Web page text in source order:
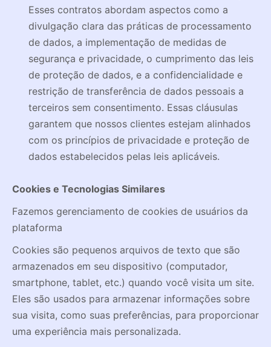
Esses contratos abordam aspectos como a
divulgação clara das práticas de processamento
de dados, a implementação de medidas de
segurança e privacidade, o cumprimento das leis
de proteção de dados, e a confidencialidade e
restrição de transferência de dados pessoais a
terceiros sem consentimento. Essas cláusulas
garantem que nossos clientes estejam alinhados
com os princípios de privacidade e proteção de
dados estabelecidos pelas leis aplicáveis.
Cookies e Tecnologias Similares
Fazemos gerenciamento de cookies de usuários da
plataforma
Cookies são pequenos arquivos de texto que são
armazenados em seu dispositivo (computador,
smartphone, tablet, etc.) quando você visita um site.
Eles são usados para armazenar informações sobre
sua visita, como suas preferências, para proporcionar
uma experiência mais personalizada.